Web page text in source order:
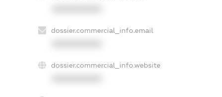
dossier.commercial_info.email
dossier.commercial_info.website